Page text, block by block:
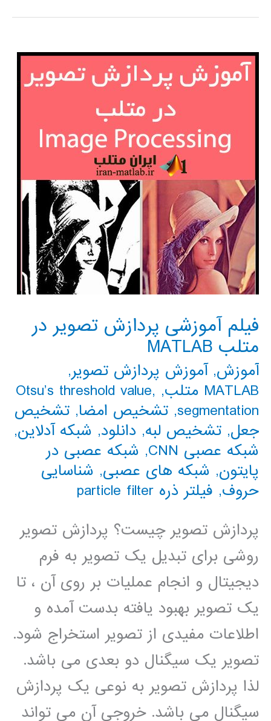
پیاز
MATLAB
فیلم آموزشی پردازش تصویر در
متلب MATLAB
آموزش,آموزش پردازش تصویر,
MATLAB متلب
,
Otsu’s threshold value,
segmentation
, تشخیص امضا, تشخیص
جعل, تشخیص لبه, دانلود, شبکه آدلاین,
شبکه عصبی CNN
, شبکه عصبی در
پایتون, شبکه های عصبی, شناسایی
حروف, فیلتر ذره particle filter
پردازش تصویر چیست؟ پردازش تصویر
روشی برای تبدیل یک تصویر به فرم
دیجیتال و انجام عملیات بر روی آن ، تا
یک تصویر بهبود یافته بدست آمده و
اطلاعات مفیدی از تصویر استخراج شود.
تصویر یک سیگنال دو بعدی می باشد.
لذا پردازش تصویر به نوعی یک پردازش
سیگنال می باشد. خروجی آن می تواند